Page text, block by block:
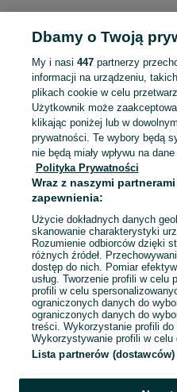
Strona główna Podlaskie Orlanka
KATEGORIA
Mapa kategorii
Mapa miejscowości
Mapa ministron
Popularne wyszukiwania
Dbamy o Twoją
My i nasi 447partnerzy
informacji na urządzeniu,
plikach cookie w celu
Użytkownik może
klikając poniżej lub w
prywatności. Te wybory będą
nie będą miały wpływu na
Polityka Prywatności
Wraz z naszymi
zapewnienia:
Użycie dokładnych danych
skanowanie charakterystyki
Rozumienie odbiorców dzięki
różnych źródeł.
dostęp do nich. Pomiar
usług. Tworzenie profili w celu
profili w celu
ograniczonych danych do
ograniczonych danych do
treści. Wykorzystanie profili
Wykorzystywanie profili w
Lista partnerów (dostawców)